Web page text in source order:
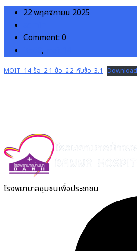
22 พฤศจิกายน 2025
Comment: 0
,
MOIT_14_ข้อ_2.1_ข้อ_2.2_กับข้อ_3.1 Download
โรงพยาบาลชุมชนเพื่อประชาชน